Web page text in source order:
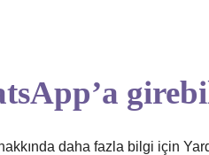
daha fazla bilgi için